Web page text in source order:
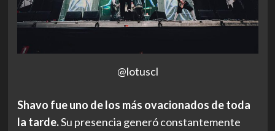
@lotuscl
Shavo fue uno de los más ovacionados de toda
la tarde.Su presencia generó constantemente